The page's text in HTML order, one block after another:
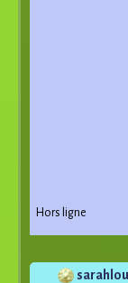
Hors ligne